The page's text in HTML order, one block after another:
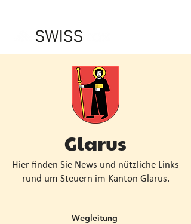
Glarus
Hier finden Sie News und nützliche Links
rund um Steuern im Kanton Glarus.
Wegleitung